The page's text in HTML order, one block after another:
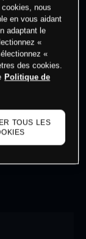
see latest
nous
en vous aidant
adaptant le
«
«
des cookies.
Politique de
TOUS LES